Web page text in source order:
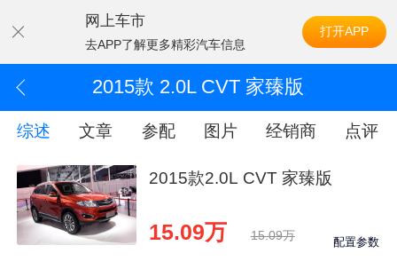
网上车市
去APP了解更多精彩汽车信息
打开APP
2015款 2.0L CVT 家臻版
综述 文章 参配 图片 经销商 点评
2015款2.0L CVT 家臻版
15.09万 15.09万 配置参数